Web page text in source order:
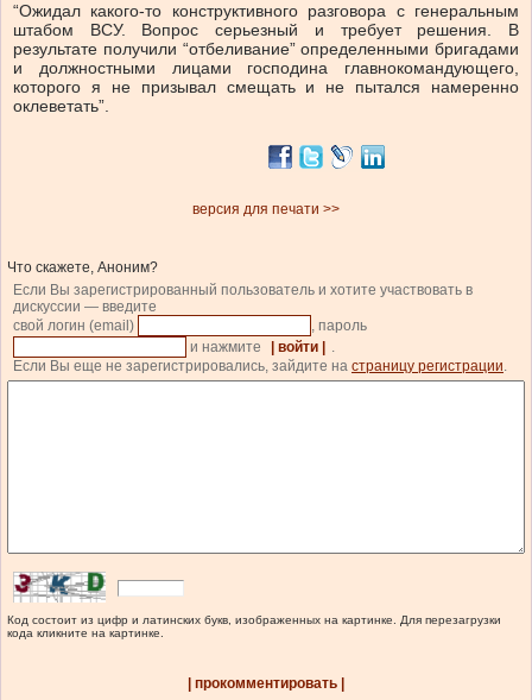
“Ожидал какого-то конструктивного разговора с генеральным
штабом ВСУ. Вопрос серьезный и требует решения. В
результате получили “отбеливание” определенными бригадами
и должностными лицами господина главнокомандующего,
которого я не призывал смещать и не пытался намеренно
оклеветать”.
версия для печати >>
Что скажете, Аноним?
Если Вы зарегистрированный пользователь и хотите участвовать в
дискуссии — введите
свой логин (email)
, пароль
и нажмите
| войти |
.
Если Вы еще не зарегистрировались, зайдите на страницу регистрации.
Код состоит из цифр и латинских букв, изображенных на картинке. Для перезагрузки
кода кликните на картинке.
| прокомментировать |